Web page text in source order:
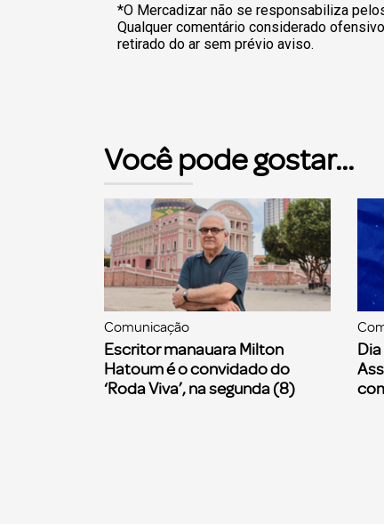
*O Mercadizar não se responsabiliza
Qualquer comentário considerado
retirado do ar sem prévio aviso.
Você pode gostar...
Comunicação
Escritor manauara Milton
Hatoum é o convidado do
‘Roda Viva’, na segunda (8)